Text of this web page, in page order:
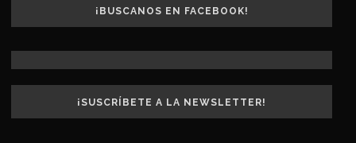
¡BUSCANOS EN FACEBOOK!
¡SUSCRÍBETE A LA NEWSLETTER!